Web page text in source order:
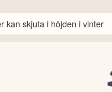
kan skjuta i höjden i vinter